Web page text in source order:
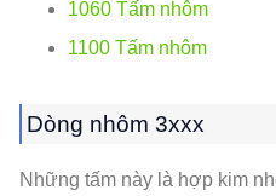
1060 Tấm nhôm
1100 Tấm nhôm
Dòng nhôm 3xxx
Những tấm này là hợp kim